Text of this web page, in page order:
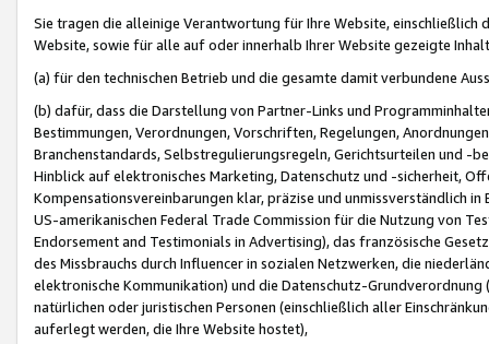
Sie tragen die alleinige Verantwortung für Ihre Website,
Website, sowie für alle auf oder innerhalb Ihrer Website gezeigte
(a) für den technischen Betrieb und die gesamte damit verbundene
(b) dafür, dass die Darstellung von Partner-Links und
Bestimmungen, Verordnungen, Vorschriften, Regelungen,
Branchenstandards, Selbstregulierungsregeln, Gerichtsurteilen und -
Hinblick auf elektronisches Marketing, Datenschutz und -sicherheit,
Kompensationsvereinbarungen klar, präzise und unmissverständlich
US-amerikanischen Federal Trade Commission für die Nutzung von
Endorsement and Testimonials in Advertising), das französische
des Missbrauchs durch Influencer in sozialen Netzwerken, die
elektronische Kommunikation) und die Datenschutz-
natürlichen oder juristischen Personen (einschließlich aller
auferlegt werden, die Ihre Website hostet),